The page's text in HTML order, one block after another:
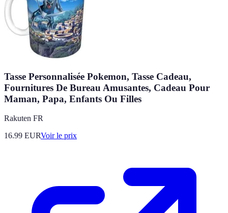
Tasse Personnalisée Pokemon, Tasse Cadeau,
Fournitures De Bureau Amusantes, Cadeau Pour
Maman, Papa, Enfants Ou Filles
Rakuten FR
16.99 EURVoir le prix